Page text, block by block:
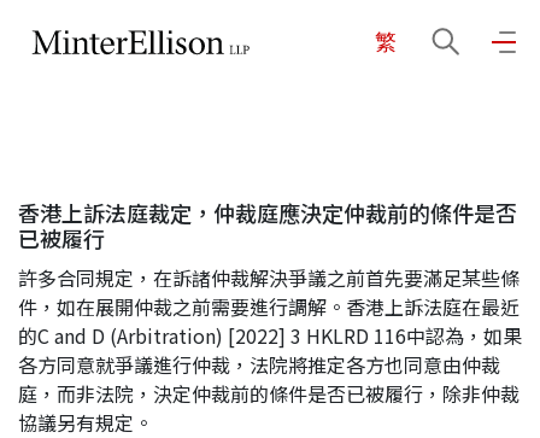
繁
關於我們
業務領域
我們的團隊
香港上訴法庭裁定，仲裁庭應決定仲裁前的條件是否
已被履行
許多合同規定，在訴諸仲裁解決爭議之前首先要滿足某些條
件，如在展開仲裁之前需要進行調解。香港上訴法庭在最近
的C and D (Arbitration) [2022] 3 HKLRD 116中認為，如果
各方同意就爭議進行仲裁，法院將推定各方也同意由仲裁
庭，而非法院，決定仲裁前的條件是否已被履行，除非仲裁
協議另有規定。